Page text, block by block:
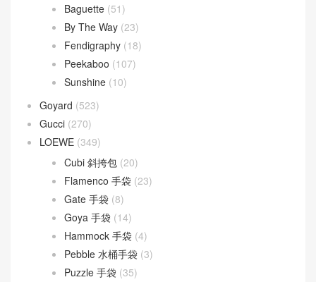
Baguette (51)
By The Way (23)
Fendigraphy (18)
Peekaboo (107)
Sunshine (10)
Goyard (523)
Gucci (270)
LOEWE (349)
Cubi 斜挎包 (20)
Flamenco 手袋 (23)
Gate 手袋 (8)
Goya 手袋 (14)
Hammock 手袋 (4)
Pebble 水桶手袋 (3)
Puzzle 手袋 (35)